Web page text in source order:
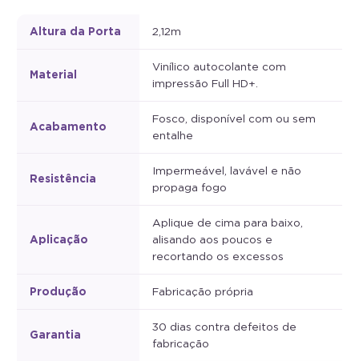
Altura da Porta
Material
Vinílico autocolante com
impressão Full HD+.
Acabamento
Fosco, disponível com ou sem
entalhe
Resistência
Impermeável, lavável e não
propaga fogo
Aplicação
Aplique de cima para baixo,
alisando aos poucos e
recortando os excessos
Produção Fabricação própria
Garantia
30 dias contra defeitos de
fabricação